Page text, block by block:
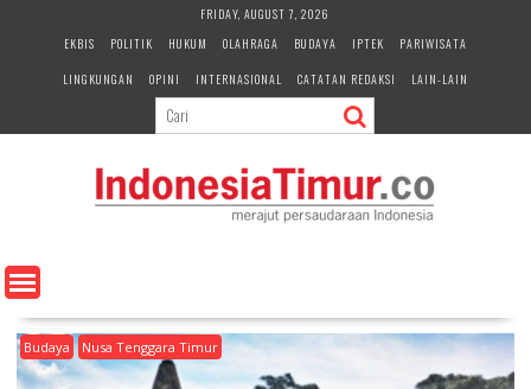
e
n
FRIDAY, AUGUST 7, 2026
EKBIS
POLITIK HUKUM OLAHRAGA BUDAYA IPTEK
PARIWISATA
LINGKUNGAN
OPINI INTERNASIONAL CATATAN REDAKSI LAIN-LAIN
Budaya Nusa Tenggara Timur